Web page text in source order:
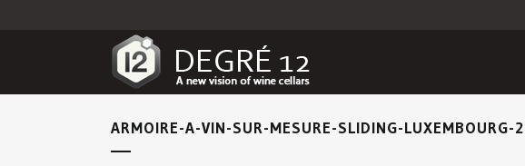
ARMOIRE-A-VIN-SUR-MESURE-SLIDING-